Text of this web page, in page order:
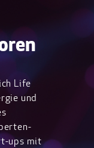
Life
und
ups mit